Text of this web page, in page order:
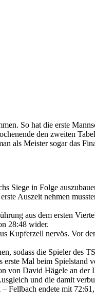
So hat die erste
als Meister sogar das
Siege in Folge
Auszeit nehmen
aus dem ersten
28:48 wider.
Kupferzell nervös. Vor
sodass die Spieler des
Mal beim Spielstand
David Hägele an der
und die damit